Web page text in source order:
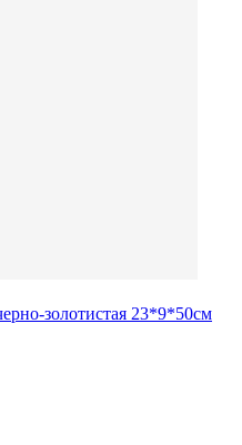
золотистая 23*9*50см